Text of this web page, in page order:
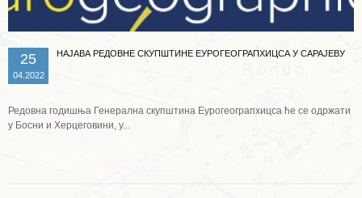
25
04.2022
НАЈАВА РЕДОВНЕ СКУПШТИНЕ ЕУРОГЕОГРАПХИЦСА У САРАЈЕВУ
Редовна годишња Генерална скупштина Еурогеограпхицса ће се одржати
у Босни и Херцеговини, у...